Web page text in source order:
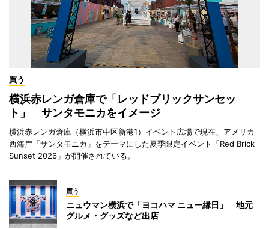
買う
横浜赤レンガ倉庫で「レッドブリックサンセッ
ト」 サンタモニカをイメージ
横浜赤レンガ倉庫（横浜市中区新港1）イベント広場で現在、アメリカ
西海岸「サンタモニカ」をテーマにした夏季限定イベント「Red Brick
Sunset 2026」が開催されている。
買う
ニュウマン横浜で「ヨコハマ ニュー縁日」 地元
グルメ・グッズなど出店